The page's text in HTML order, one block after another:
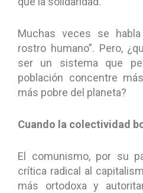
Muchas veces se
rostro humano”. Pero,
ser un sistema que
población concentre
más pobre del planeta?
Cuando la colectividad
El comunismo, por su
crítica radical al
más ortodoxa y